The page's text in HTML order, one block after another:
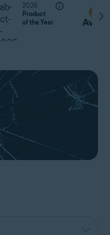
2026
Product
of the Year